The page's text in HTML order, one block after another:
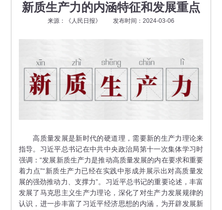
科普活动
新质生产力的内涵特征和发展重点
来源：《人民日报》 发布时间：2024-03-06
高质量发展是新时代的硬道理，需要新的生产力理论来
指导。习近平总书记在中共中央政治局第十一次集体学习时
强调：“发展新质生产力是推动高质量发展的内在要求和重要
着力点”“新质生产力已经在实践中形成并展示出对高质量发
展的强劲推动力、支撑力”。习近平总书记的重要论述，丰富
发展了马克思主义生产力理论，深化了对生产力发展规律的
认识，进一步丰富了习近平经济思想的内涵，为开辟发展新